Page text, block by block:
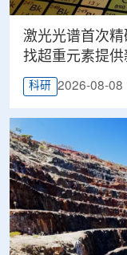
激光光谱首次
找超重元素提供
科研 2026-08-08